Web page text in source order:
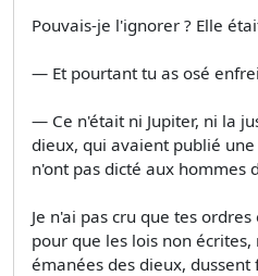
Pouvais-je l'ignorer ? Elle
— Et pourtant tu as osé
— Ce n'était ni Jupiter, ni la
dieux, qui avaient publié
n'ont pas dicté aux hommes
Je n'ai pas cru que tes
pour que les lois non
émanées des dieux,